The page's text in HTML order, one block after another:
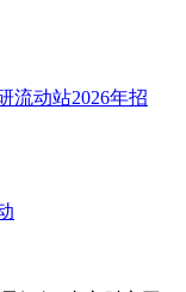
流动站2026年招